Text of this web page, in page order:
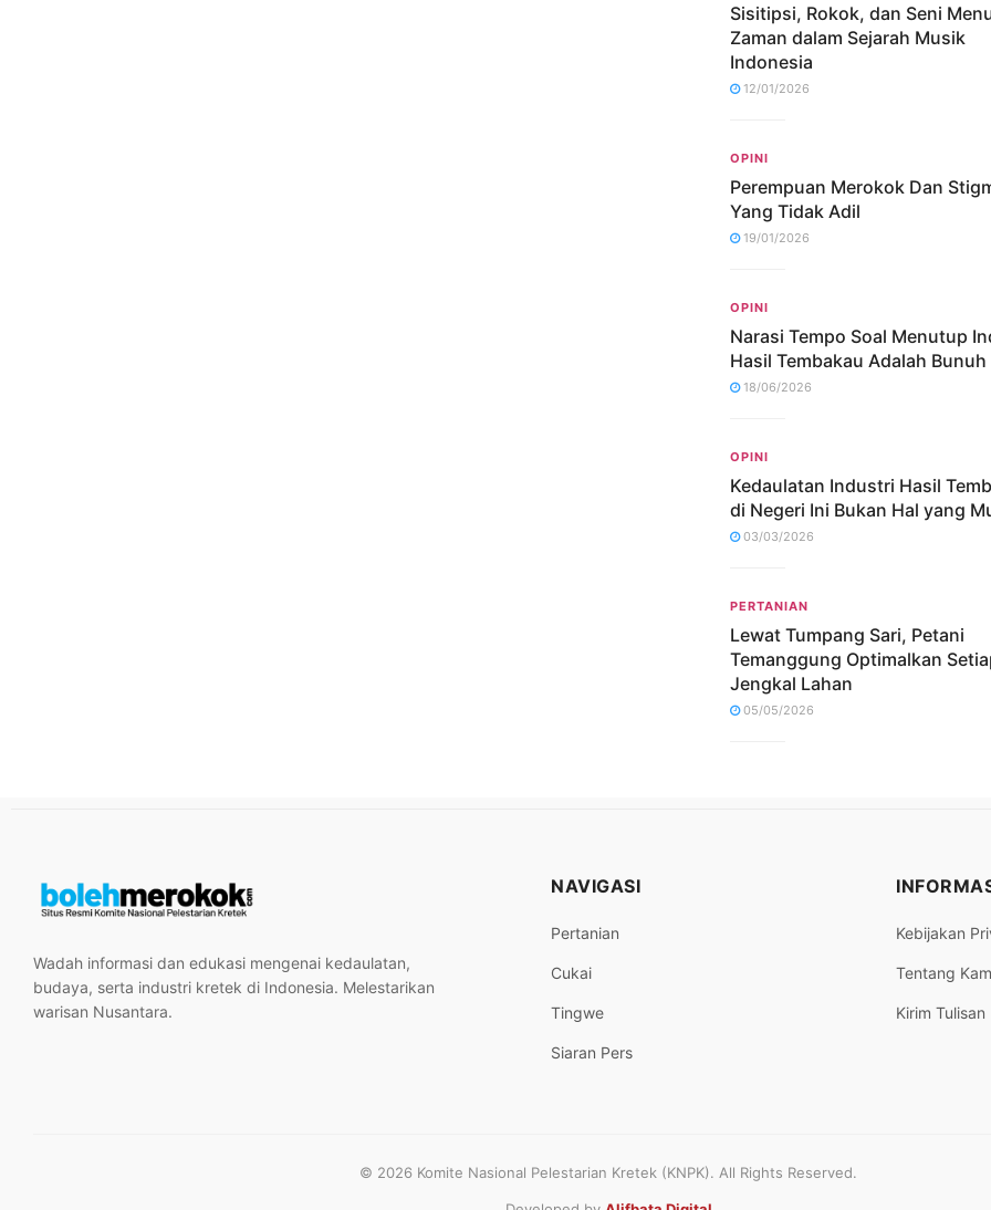
Sisitipsi, Rokok, dan Seni
Zaman dalam Sejarah Musik
Indonesia
12/01/2026
OPINI
Perempuan Merokok Dan
Yang Tidak Adil
19/01/2026
OPINI
Narasi Tempo Soal Menutup
Hasil Tembakau Adalah Bunuh
18/06/2026
OPINI
Kedaulatan Industri Hasil
di Negeri Ini Bukan Hal yang
03/03/2026
PERTANIAN
Lewat Tumpang Sari, Petani
Temanggung Optimalkan
Jengkal Lahan
05/05/2026
Wadah informasi dan edukasi mengenai kedaulatan,
budaya, serta industri kretek di Indonesia. Melestarikan
warisan Nusantara.
NAVIGASI
Pertanian
Cukai
Tingwe
Siaran Pers
Kebijakan
Tentang
Kirim Tulisan
© 2026 Komite Nasional Pelestarian Kretek (KNPK). All Rights Reserved.